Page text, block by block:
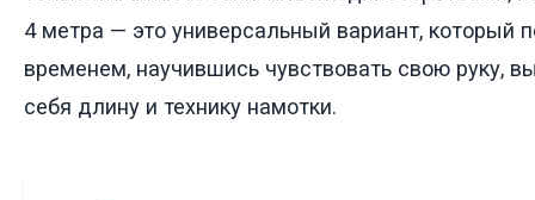
4 метра — это универсальный вариант, который
временем, научившись чувствовать свою руку,
себя длину и технику намотки.